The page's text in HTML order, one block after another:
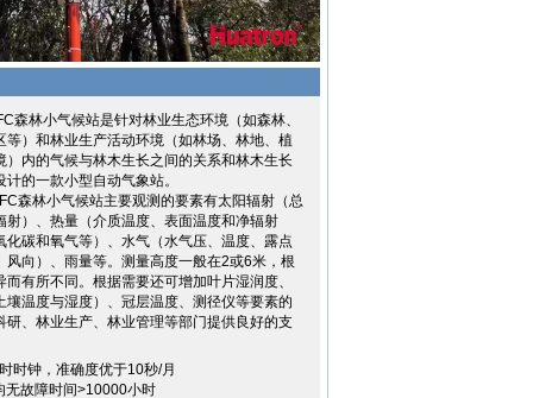
林小气候站是针对林业生态环境（如森林、
等）和林业生产活动环境（如林场、林地、植
）内的气候与林木生长之间的关系和林木生长
的一款小型自动气象站。
林小气候站主要观测的要素有太阳辐射（总
射）、热量（介质温度、表面温度和净辐射
化碳和氧气等）、水气（水气压、温度、露点
风向）、雨量等。测量高度一般在2或6米，根
有所不同。根据需要还可增加叶片湿润度、
壤温度与湿度）、冠层温度、测径仪等要素的
研、林业生产、林业管理等部门提供良好的支
时钟，准确度优于10秒/月
无故障时间>10000小时